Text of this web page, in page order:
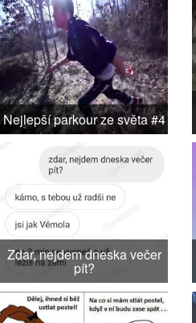
Nejlepší parkour ze světa #4
Zdar, nejdem dneska večer
pít?